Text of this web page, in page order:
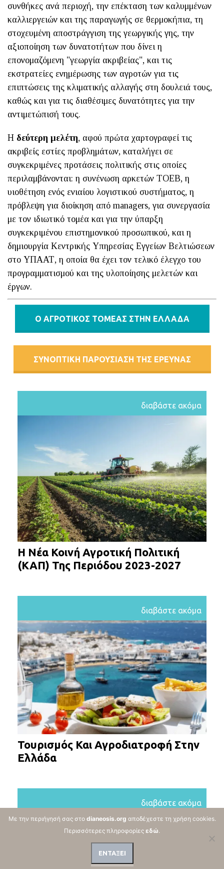
συνθήκες ανά περιοχή, την επέκταση των καλυμμένων
καλλιεργειών και της παραγωγής σε θερμοκήπια, τη
στοχευμένη αποστράγγιση της γεωργικής γης, την
αξιοποίηση των δυνατοτήτων που δίνει η
επονομαζόμενη "γεωργία ακριβείας", και τις
εκστρατείες ενημέρωσης των αγροτών για τις
επιπτώσεις της κλιματικής αλλαγής στη δουλειά τους,
καθώς και για τις διαθέσιμες δυνατότητες για την
αντιμετώπισή τους.
Η δεύτερη μελέτη, αφού πρώτα χαρτογραφεί τις
ακριβείς εστίες προβλημάτων, καταλήγει σε
συγκεκριμένες προτάσεις πολιτικής στις οποίες
περιλαμβάνονται: η συνένωση αρκετών ΤΟΕΒ, η
υιοθέτηση ενός ενιαίου λογιστικού συστήματος, η
πρόβλεψη για διοίκηση από managers, για συνεργασία
με τον ιδιωτικό τομέα και για την ύπαρξη
συγκεκριμένου επιστημονικού προσωπικού, και η
δημιουργία Κεντρικής Υπηρεσίας Εγγείων Βελτιώσεων
στο ΥΠΑΑΤ, η οποία θα έχει τον τελικό έλεγχο του
προγραμματισμού και της υλοποίησης μελετών και
έργων.
Ο ΑΓΡΟΤΙΚΟΣ ΤΟΜΕΑΣ ΣΤΗΝ ΕΛΛΑΔΑ
ΣΥΝΟΠΤΙΚΗ ΠΑΡΟΥΣΙΑΣΗ ΤΗΣ ΕΡΕΥΝΑΣ
διαβάστε ακόμα
Η Νέα Κοινή Αγροτική Πολιτική
(ΚΑΠ) Της Περιόδου 2023-2027
διαβάστε ακόμα
Τουρισμός Και Αγροδιατροφή Στην
Ελλάδα
διαβάστε ακόμα
Με την περιήγησή σας στο dianeosis.org αποδέχεστε τη χρήση cookies.
Περισσότερες πληροφορίες εδώ.
ΕΝΤΑΞΕΙ